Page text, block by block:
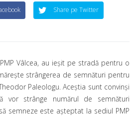
Share pe Twitter
Vâlcea, au ieșit pe stradă pentru o
strângerea de semnături pentru
Paleologu. Aceștia sunt convinși
vor strânge numărul de semnături
semneze este așteptat la sediul PMP